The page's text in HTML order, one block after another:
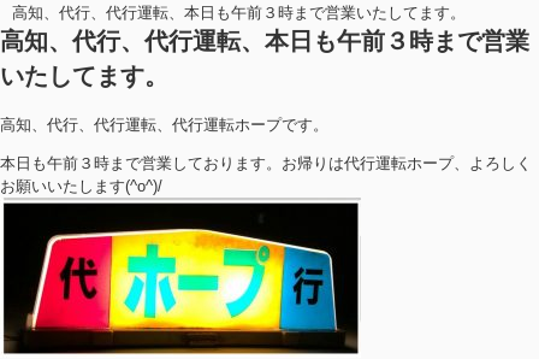
高知、代行、代行運転、本日も午前３時まで営業いたしてます。
高知、代行、代行運転、本日も午前３時まで営業
いたしてます。
高知、代行、代行運転、代行運転ホープです。
本日も午前３時まで営業しております。お帰りは代行運転ホープ、よろしく
お願いいたします(^o^)/